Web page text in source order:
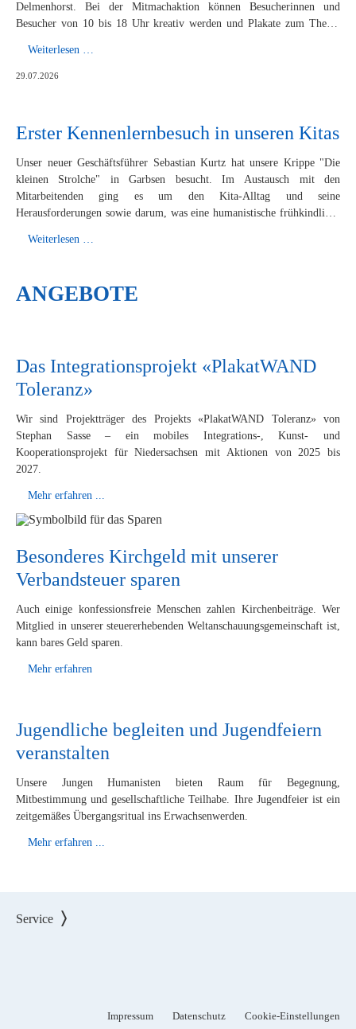
Delmenhorst. Bei der Mitmachaktion können Besucherinnen und
Besucher von 10 bis 18 Uhr kreativ werden und Plakate zum Thema
Weiterlesen …
Delmenhorst
29.07.2026
Erster Kennenlernbesuch in unseren Kitas
Unser neuer Geschäftsführer Sebastian Kurtz hat unsere Krippe "Die
kleinen Strolche" in Garbsen besucht. Im Austausch mit den
Mitarbeitenden ging es um den Kita-Alltag und seine
Herausforderungen sowie darum, was eine humanistische frühkindliche
Weiterlesen …
unseren
ANGEBOTE
Das Integrationsprojekt «PlakatWAND
Toleranz»
Wir sind Projektträger des Projekts «PlakatWAND Toleranz» von
Stephan Sasse – ein mobiles Integrations-, Kunst- und
Kooperationsprojekt für Niedersachsen mit Aktionen von 2025 bis
2027.
Mehr erfahren ...
Besonderes Kirchgeld mit unserer
Verbandsteuer sparen
Auch einige konfessionsfreie Menschen zahlen Kirchenbeiträge. Wer
Mitglied in unserer steuererhebenden Weltanschauungsgemeinschaft ist,
kann bares Geld sparen.
Mehr erfahren
Jugendliche begleiten und Jugendfeiern
veranstalten
Unsere Jungen Humanisten bieten Raum für Begegnung,
Mitbestimmung und gesellschaftliche Teilhabe. Ihre Jugendfeier ist ein
zeitgemäßes Übergangsritual ins Erwachsenwerden.
Mehr erfahren ...
Service
Impressum Datenschutz Cookie-Einstellungen